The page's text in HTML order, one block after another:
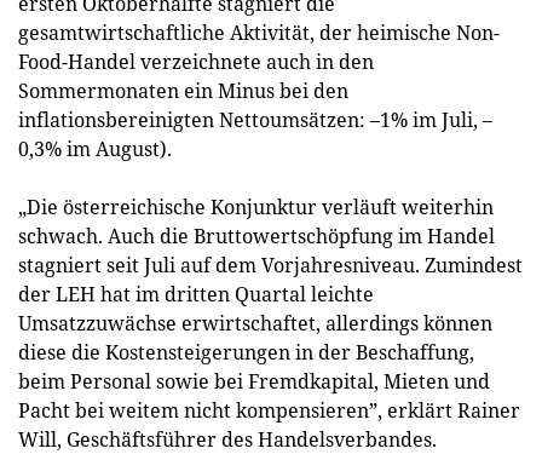
gesamtwirtschaftliche Aktivität, der heimische Non-
Food-Handel verzeichnete auch in den
Sommermonaten ein Minus bei den
inflationsbereinigten Nettoumsätzen: –1% im Juli, –
0,3% im August).
„Die österreichische Konjunktur verläuft weiterhin
schwach. Auch die Bruttowertschöpfung im Handel
stagniert seit Juli auf dem Vorjahresniveau. Zumindest
der LEH hat im dritten Quartal leichte
Umsatzzuwächse erwirtschaftet, allerdings können
diese die Kostensteigerungen in der Beschaffung,
beim Personal sowie bei Fremdkapital, Mieten und
Pacht bei weitem nicht kompensieren”, erklärt Rainer
Will, Geschäftsführer des Handelsverbandes.